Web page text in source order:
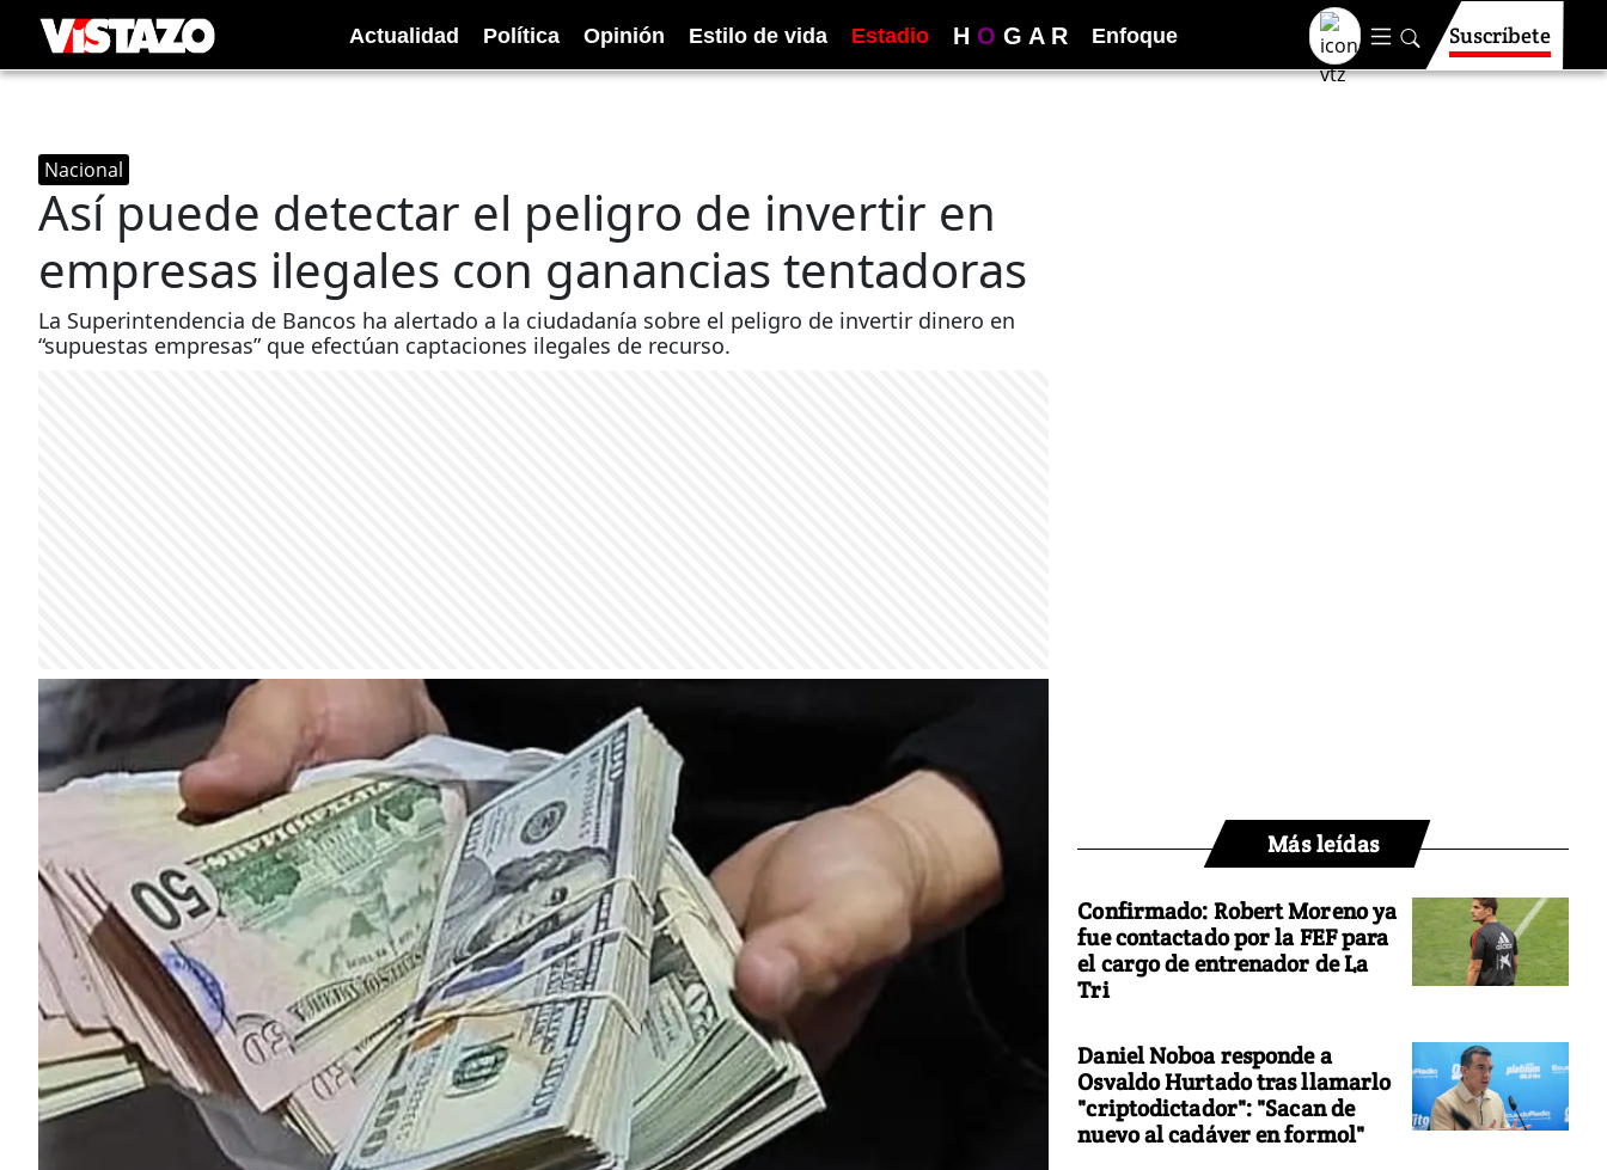
Actualidad Política Opinión Estilo de vida Estadio H O G A R Enfoque Suscríbete
Nacional
Así puede detectar el peligro de invertir en
empresas ilegales con ganancias tentadoras
La Superintendencia de Bancos ha alertado a la ciudadanía sobre el peligro de invertir dinero en
“supuestas empresas” que efectúan captaciones ilegales de recurso.
Más leídas
Confirmado: Robert Moreno ya
fue contactado por la FEF para
el cargo de entrenador de La
Tri
Daniel Noboa responde a
Osvaldo Hurtado tras llamarlo
"criptodictador": "Sacan de
nuevo al cadáver en formol"